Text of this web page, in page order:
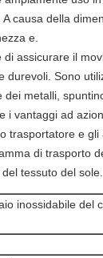
causa della
e.
assicurare il
Sono
metalli,
vantaggi ad
trasportatore e
di trasporto
tessuto del sole.
inossidabile del